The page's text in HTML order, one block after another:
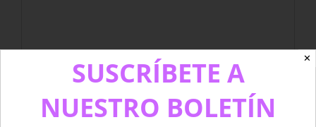
✕
SUSCRÍBETE A
NUESTRO BOLETÍN